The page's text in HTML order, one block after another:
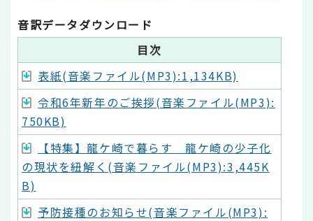
音訳データダウンロード
目次
表紙(音楽ファイル(MP3):1,134KB)
令和6年新年のご挨拶(音楽ファイル(MP3):
750KB)
【特集】龍ケ崎で暮らす 龍ケ崎の少子化
の現状を紐解く(音楽ファイル(MP3):3,445K
B)
予防接種のお知らせ(音楽ファイル(MP3):